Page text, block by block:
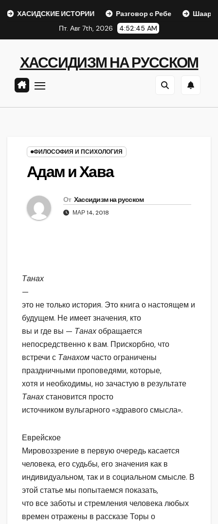
ИСТОРИИ Разговор с Ребе
Шаар гайихуд
Пт. Авг 7th, 2026
4:52:46 AM
ХАССИДИЗМ НА РУССКОМ
ФИЛОСОФИЯ И ПСИХОЛОГИЯ
Адам и Хава
От Хассидизм на русском
МАР 14, 2018
Танах
—
это не только история. Это книга о настоящем и
будущем. Не имеет значения, кто
вы и где вы — Танахобращается
непосредственно к вам. Прискорбно, что
встречи с Танахом часто ограничены
праздничными проповедями, которые,
хотя и необходимы, но зачастую в результате
Танахстановится просто
источником вульгарного «здравого смысла».
Еврейское
Мировоззрение в первую очередь касается
человека, его судьбы, его значения как в
индивидуальном, так и в социальном смысле. В
этой статье мы попытаемся показать,
что все заботы и стремления человека любых
времен отражены в рассказе Торы о